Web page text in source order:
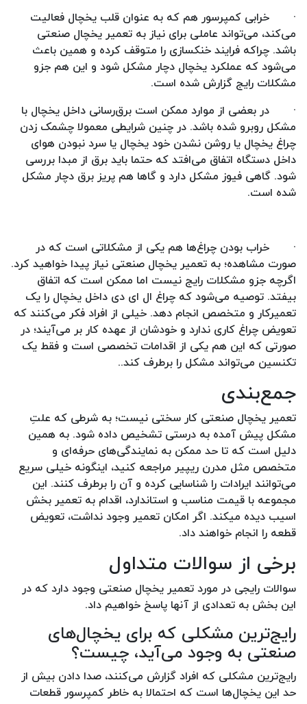
· خرابی کمپرسور هم که به عنوان قلب یخچال فعالیت
می‌کند، می‌تواند عاملی برای نیاز به تعمیر یخچال صنعتی
باشد. چراکه فرایند خنکسازی را متوقف کرده و همین باعث
می‌شود که عملکرد یخچال دچار مشکل شود و این هم جزو
مشکلات رایج گزارش شده است.
· در بعضی از موارد ممکن است برق‌رسانی داخل یخچال با
مشکل روبرو شده باشد. در چنین شرایطی معمولا چشمک زدن
چراغ یخچال یا روشن نشدن خود یخچال یا سرد نبودن هوای
داخل دستگاه اتفاق می‌افتد که حتما باید برق از مبدا بررسی
شود. گاهی فیوز مشکل دارد و گاها هم پریز برق دچار مشکل
شده است.
· خراب بودن چراغ‌ها هم یکی از مشکلاتی است که در
صورت مشاهده؛ به تعمیر یخچال صنعتی نیاز پیدا خواهید کرد.
اگرچه جزو مشکلات رایج نیست اما ممکن است که اتفاق
بیفتد. توصیه می‌شود که چراغ ال ای دی داخل یخچال را یک
تعمیرکار و متخصص انجام دهد. خیلی از افراد فکر می‌کنند که
تعویض چراغ کاری ندارد و خودشان از عهده کار بر می‌آیند؛ در
صورتی که این هم یکی از اقدامات تخصصی است و فقط یک
تکنسین می‌تواند مشکل را برطرف کند..
جمع‌بندی
تعمیر یخچال صنعتی کار سختی نیست؛ به شرطی که علتِ
مشکل پیش آمده به درستی تشخیص داده شود. به همین
دلیل است که تا حد ممکن به نمایندگی‌های حرفه‌ای و
متخصص مثل مدرن ریپیر مراجعه کنید، اینگونه خیلی سریع
می‌توانند ایرادات را شناسایی کرده و آن را برطرف کنند. این
مجموعه با قیمت مناسب و استاندارد، اقدام به تعمیر بخش
اسیب دیده میکند. اگر امکان تعمیر وجود نداشت، تعویض
قطعه را انجام خواهند داد.
برخی از سوالات متداول
سوالات رایجی در مورد تعمیر یخچال صنعتی وجود دارد که در
این بخش به تعدادی از آنها پاسخ خواهیم داد.
رایج‌ترین مشکلی که برای یخچال‌های
صنعتی به وجود می‌آید، چیست؟
رایج‌ترین مشکلی که افراد گزارش می‌کنند، صدا دادن بیش از
حد این یخچال‌ها است که احتمالا به خاطر کمپرسور قطعات